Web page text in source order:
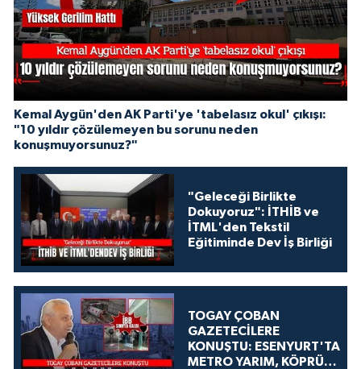
Kemal Aygün'den AK Parti'ye 'tabelasız okul' çıkışı:
"10 yıldır çözülemeyen bu sorunu neden
konuşmuyorsunuz?"
"Geleceği Birlikte
Dokuyoruz": İTHİB ve
İTML'den Tekstil
Eğitiminde Dev İş Birliği
TOGAY ÇOBAN
GAZETECİLERE
KONUŞTU: ESENYURT'TA
METRO YARIM, KÖPRÜ